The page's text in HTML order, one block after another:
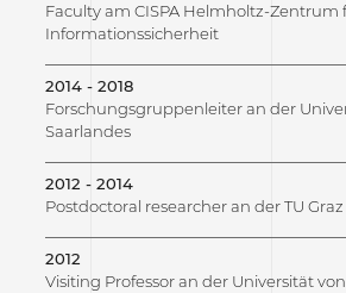
Faculty am CISPA Helmholtz-Zentrum
Informationssicherheit
2014 - 2018
Forschungsgruppenleiter an der
Saarlandes
2012 - 2014
Postdoctoral researcher an der TU Graz
2012
Visiting Professor an der Universität